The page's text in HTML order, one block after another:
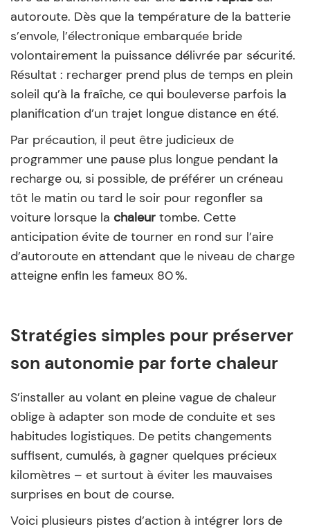
autoroute. Dès que la température de la batterie
s’envole, l’électronique embarquée bride
volontairement la puissance délivrée par sécurité.
Résultat : recharger prend plus de temps en plein
soleil qu’à la fraîche, ce qui bouleverse parfois la
planification d’un trajet longue distance en été.
Par précaution, il peut être judicieux de
programmer une pause plus longue pendant la
recharge ou, si possible, de préférer un créneau
tôt le matin ou tard le soir pour regonfler sa
voiture lorsque la chaleur tombe. Cette
anticipation évite de tourner en rond sur l’aire
d’autoroute en attendant que le niveau de charge
atteigne enfin les fameux 80 %.
Stratégies simples pour préserver
son autonomie par forte chaleur
S’installer au volant en pleine vague de chaleur
oblige à adapter son mode de conduite et ses
habitudes logistiques. De petits changements
suffisent, cumulés, à gagner quelques précieux
kilomètres – et surtout à éviter les mauvaises
surprises en bout de course.
Voici plusieurs pistes d’action à intégrer lors de